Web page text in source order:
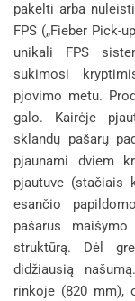
pakelti arba
FPS („Fieber Pick-
unikali FPS
sukimosi
pjovimo metu.
galo. Kairėje
sklandų pašarų
pjaunami dviem
pjautuve (stačiais
esančio
pašarus
struktūrą. Dėl
didžiausią
rinkoje (820 mm),